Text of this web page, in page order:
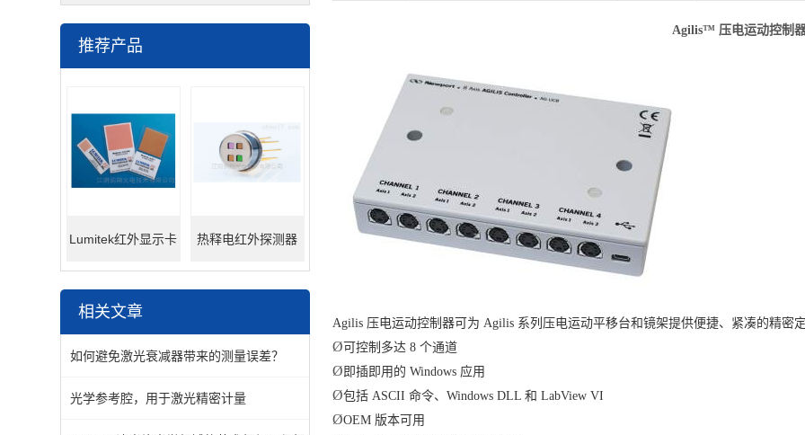
推荐产品
Lumitek红外显示卡 热释电红外探测器
相关文章
如何避免激光衰减器带来的测量误差？
光学参考腔，用于激光精密计量
Agilis™ 压电运动控制
Agilis 压电运动控制器可为 Agilis 系列压电运动平移台和镜架提供便捷、紧凑的精密定
Ø 可控制多达 8 个通道
Ø 即插即用的 Windows 应用
Ø包括 ASCII 命令、Windows DLL 和 LabView VI
ØOEM 版本可用